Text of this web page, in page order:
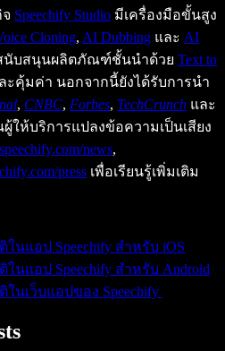
Speechify Studio มีเครื่องมือขั้นสูง
Cloning, AI Dubbing และ AI
สนับสนุนผลิตภัณฑ์ชั้นนำด้วย Text to
คุ้มค่า นอกจากนี้ยังได้รับการนำ
, CNBC, Forbes, TechCrunch และ
ผู้ให้บริการแปลงข้อความเป็นเสียง
speechify.com/news,
press เพื่อเรียนรู้เพิ่มเติม
นแอป Speechify สำหรับ iOS
นแอป Speechify สำหรับ Android
นเว็บแอปของ Speechify